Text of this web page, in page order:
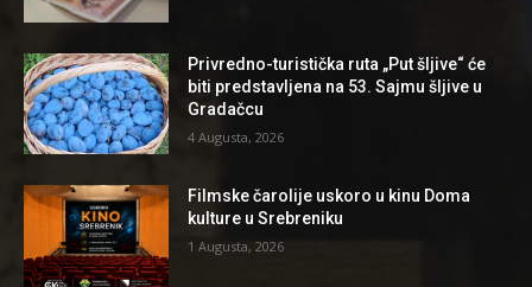
Privredno-turistička ruta „Put šljive“ će
biti predstavljena na 53. Sajmu šljive u
Gradačcu
4 Augusta, 2026
Filmske čarolije uskoro u kinu Doma
kulture u Srebreniku
1 Augusta, 2026